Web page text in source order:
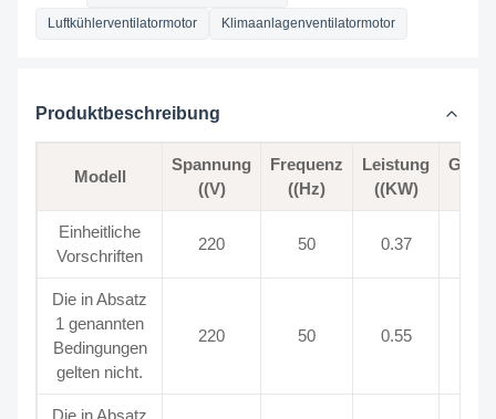
Luftkühlerventilatormotor Klimaanlagenventilatormotor
Produktbeschreibung
Modell
Spannung
((V)
Frequenz
((Hz)
Leistung
((KW)
Einheitliche
Vorschriften
220 50 0.37
Die in Absatz
1 genannten
Bedingungen
gelten nicht.
220 50 0.55
Die in Absatz